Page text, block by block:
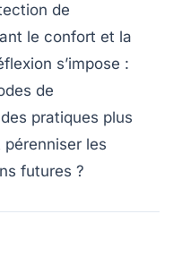
de
le confort et la
s’impose :
de
pratiques plus
les
futures ?